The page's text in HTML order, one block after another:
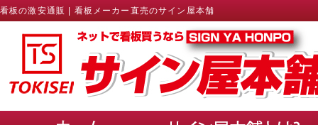
看板の激安通販 | 看板メーカー直売のサイン屋本舗